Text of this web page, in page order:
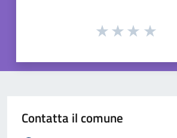
Contatta il comune